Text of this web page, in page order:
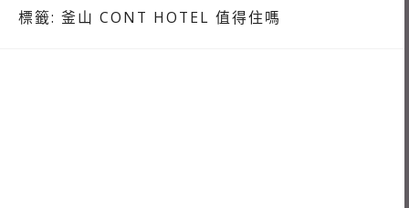
標籤: 釜山 CONT HOTEL 值得住嗎